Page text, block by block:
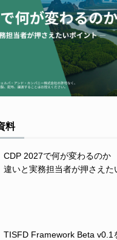
料
CDP 2027で何が変わるの
違いと実務担当者が押さえ
TISFD Framework Beta v0.1